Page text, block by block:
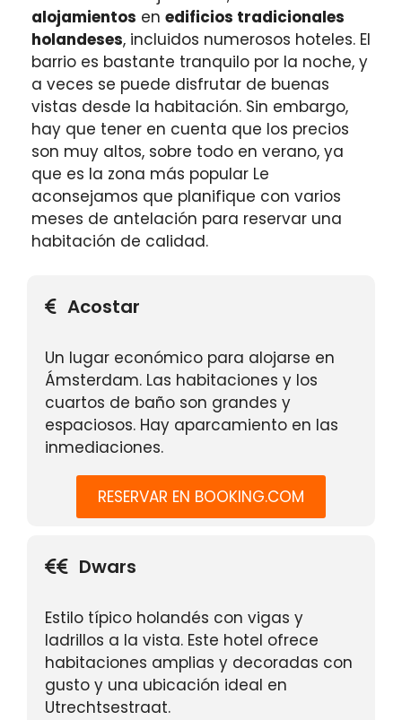
alojamientos en edificios tradicionales
holandeses, incluidos numerosos hoteles. El
barrio es bastante tranquilo por la noche, y
a veces se puede disfrutar de buenas
vistas desde la habitación. Sin embargo,
hay que tener en cuenta que los precios
son muy altos, sobre todo en verano, ya
que es la zona más popular Le
aconsejamos que planifique con varios
meses de antelación para reservar una
habitación de calidad.
Acostar
Un lugar económico para alojarse en
Ámsterdam. Las habitaciones y los
cuartos de baño son grandes y
espaciosos. Hay aparcamiento en las
inmediaciones.
RESERVAR EN BOOKING.COM
Dwars
Estilo típico holandés con vigas y
ladrillos a la vista. Este hotel ofrece
habitaciones amplias y decoradas con
gusto y una ubicación ideal en
Utrechtsestraat.